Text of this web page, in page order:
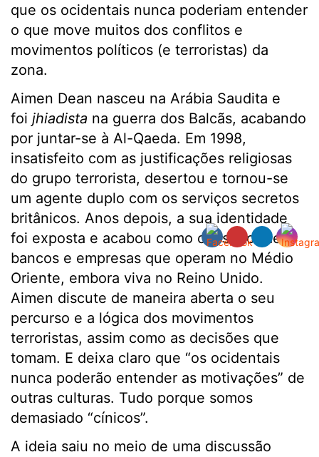
que os ocidentais nunca poderiam entender
o que move muitos dos conflitos e
movimentos políticos (e terroristas) da
zona.
Aimen Dean nasceu na Arábia Saudita e
foi jhiadista na guerra dos Balcãs, acabando
por juntar-se à Al-Qaeda. Em 1998,
insatisfeito com as justificações religiosas
do grupo terrorista, desertou e tornou-se
um agente duplo com os serviços secretos
britânicos. Anos depois, a sua identidade
foi exposta e acabou como consultor de
bancos e empresas que operam no Médio
Oriente, embora viva no Reino Unido.
Aimen discute de maneira aberta o seu
percurso e a lógica dos movimentos
terroristas, assim como as decisões que
tomam. E deixa claro que “os ocidentais
nunca poderão entender as motivações” de
outras culturas. Tudo porque somos
demasiado “cínicos”.
A ideia saiu no meio de uma discussão